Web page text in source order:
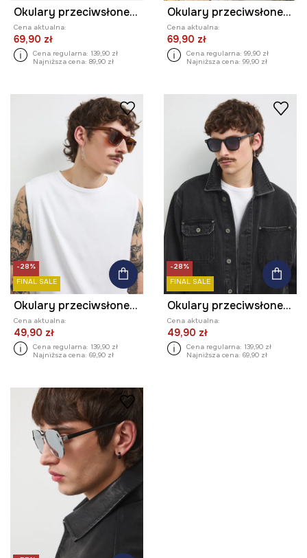
Okulary przeciwsłoneczne kwadratowe męskie z acetatem
Cena aktualna:
69,90 zł
Cena regularna: 139,90 zł
Najniższa cena: 89,90 zł
Okulary przeciwsłoneczne męskie z polaryzacją kolor czarny
Cena aktualna:
69,90 zł
Cena regularna: 99,90 zł
Najniższa cena: 99,90 zł
-28%
FINAL SALE
Okulary przeciwsłoneczne męskie z polaryzacją z acetatem
Cena aktualna:
49,90 zł
Cena regularna: 139,90 zł
Najniższa cena: 69,90 zł
-28%
FINAL SALE
Okulary przeciwsłoneczne męskie z acetatem
Cena aktualna:
49,90 zł
Cena regularna: 139,90 zł
Najniższa cena: 69,90 zł